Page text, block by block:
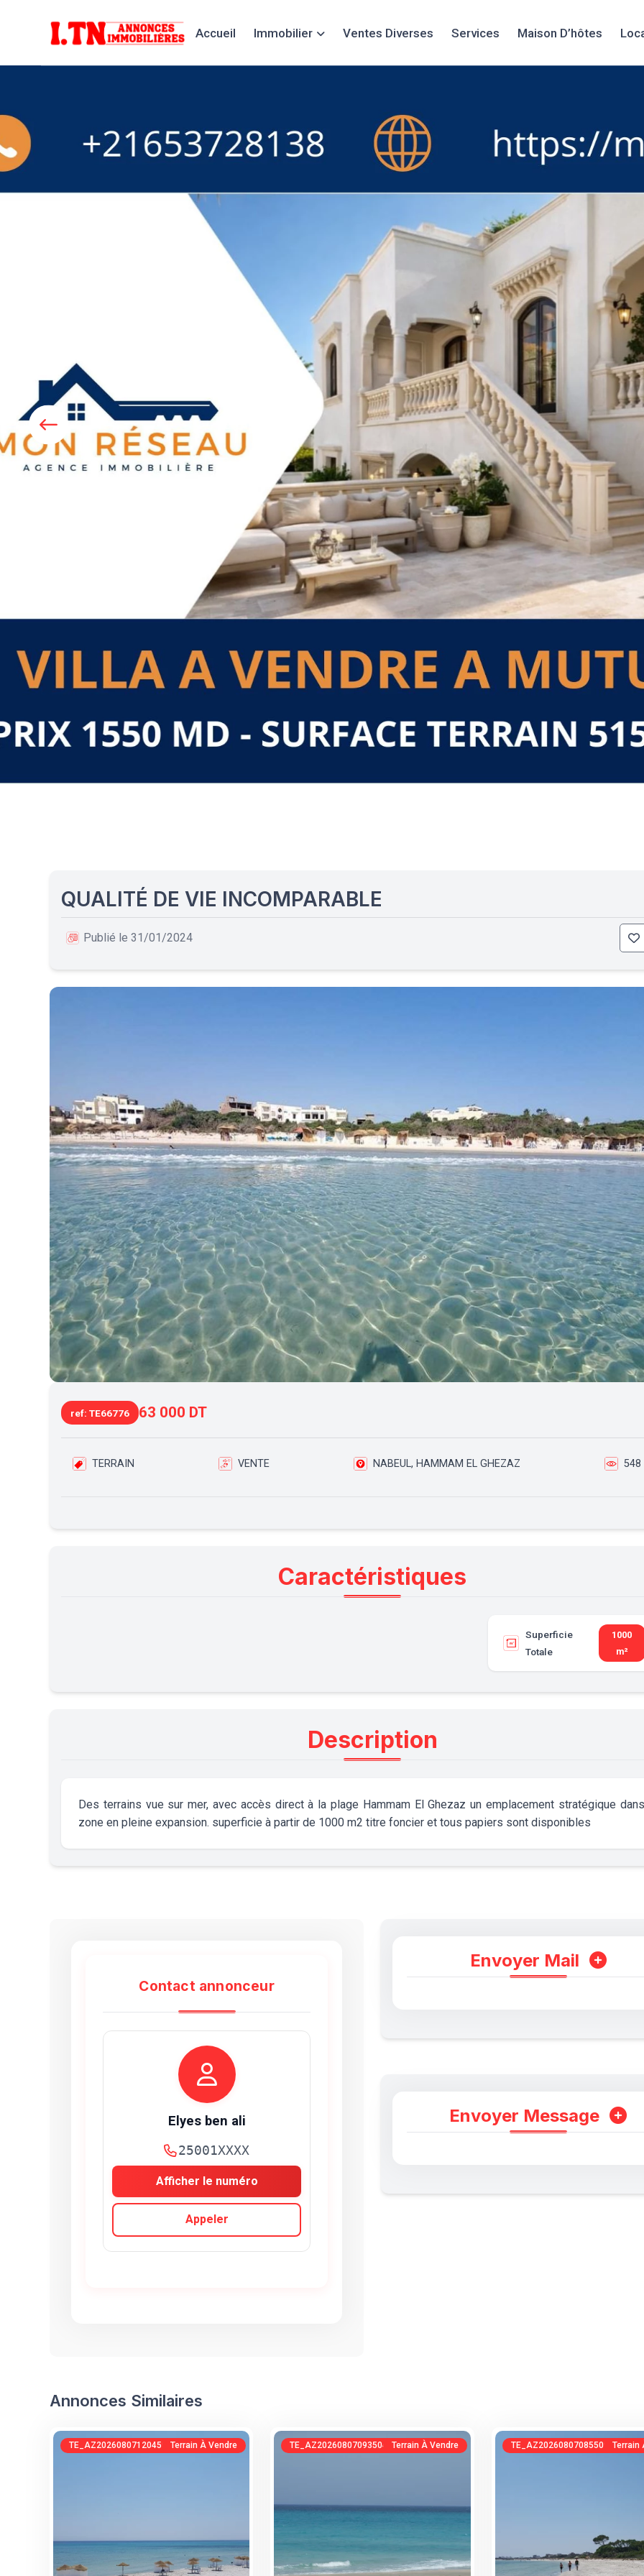
Accueil Immobilier Ventes Diverses Services Maison D’hôtes
QUALITÉ DE VIE INCOMPARABLE
Publié le 31/01/2024
ref: TE66776 63 000 DT
TERRAIN VENTE NABEUL, HAMMAM EL GHEZAZ 548
Caractéristiques
Superficie
Totale
1000
m²
Description
Des terrains vue sur mer, avec accès direct à la plage Hammam El G hezaz un emplacement stratégique
zone en pleine expansion. superficie à partir de 1000 m2 titre foncier et tous papiers sont disponibles
Contact annonceur
Elyes ben ali
25001XXXX
Afficher le numéro
Appeler
Envoyer Mail
Envoyer Message
Annonces Similaires
TE_AZ20260807120450554086Terrain À Vendre TE_AZ20260807093504145403Terrain À Vendre TE_AZ20260807085509602164
Terrain